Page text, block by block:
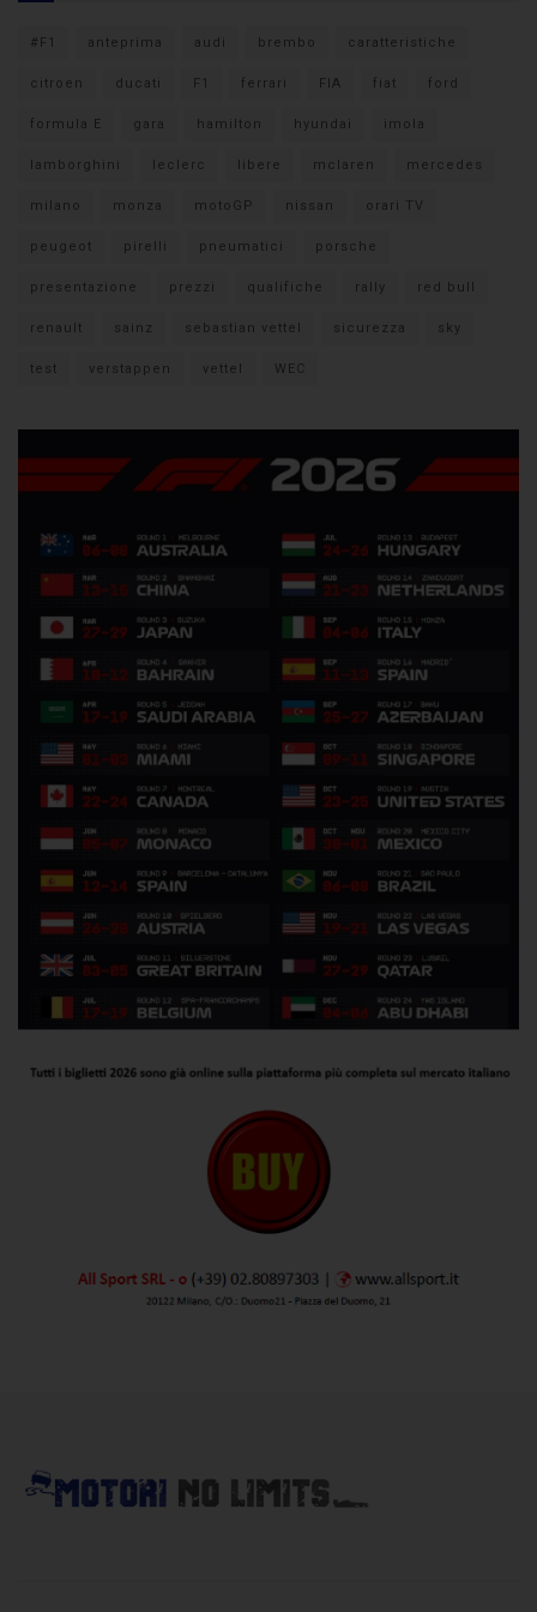
#F1 anteprima audi brembo caratteristiche
citroen ducati F1 ferrari FIA fiat ford
formula E gara hamilton hyundai imola
lamborghini leclerc libere mclaren mercedes
milano monza motoGP nissan orari TV
peugeot pirelli pneumatici porsche
presentazione prezzi qualifiche rally red bull
renault sainz sebastian vettel sicurezza sky
test verstappen vettel WEC